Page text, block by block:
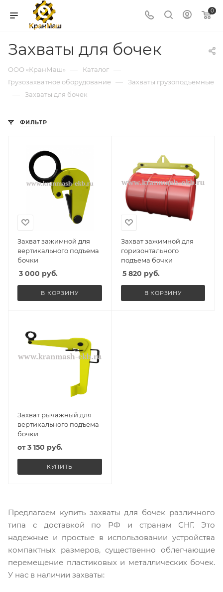
0
Захваты для бочек
ООО «КранМаш» — Каталог —
Грузозахватное оборудование — Захваты грузоподъемные
— Захваты для бочек
ФИЛЬТР
Захват зажимной для
вертикального подъема
бочки
3 000 руб.
В КОРЗИНУ
Захват зажимной для
горизонтального
подъема бочки
5 820 руб.
В КОРЗИНУ
Захват рычажный для
вертикального подъема
бочки
от3 150 руб.
КУПИТЬ
Предлагаем купить захваты для бочек различного
типа с доставкой по РФ и странам СНГ. Это
надежные и простые в использовании устройства
компактных размеров, существенно облегчающие
перемещение пластиковых и металлических бочек.
У нас в наличии захваты: